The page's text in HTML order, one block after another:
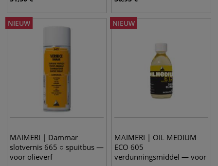
NIEUW
MAIMERI | Dammar
slotvernis 665 ○ spuitbus —
voor olieverf
NIEUW
MAIMERI | OIL MEDIUM
ECO 605
verdunningsmiddel — voor